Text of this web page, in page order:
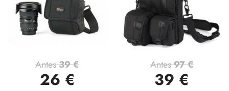
Antes39 €
26 €
Antes97 €
39 €